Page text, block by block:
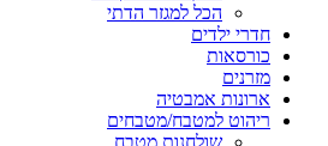
הכל למגזר הדתי
חדרי ילדים
כורסאות
מזרנים
ארונות אמבטיה
ריהוט למטבח/מטבחים